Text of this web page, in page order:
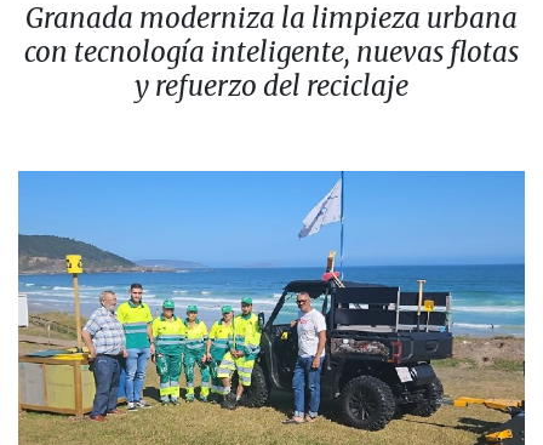
Granada moderniza la limpieza urbana
con tecnología inteligente, nuevas flotas
y refuerzo del reciclaje